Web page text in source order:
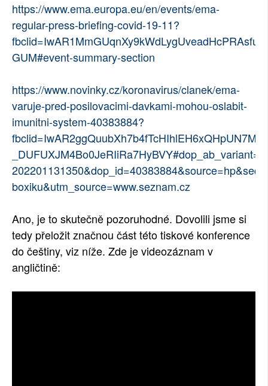
https://www.ema.europa.eu/en/events/ema-
regular-press-briefing-covid-19-11?
GUM#event-summary-section
https://www.novinky.cz/koronavirus/clanek/ema-
varuje-pred-posilovacimi-davkami-mohou-oslabit-
imunitni-system-40383884?
fbclid=IwAR2ggQuubXh7b4fTcHIhlEH6xQHpUN7MP-
boxiku&utm_source=www.seznam.cz
Ano, je to skutečně pozoruhodné. Dovolili jsme si
tedy přeložit značnou část této tiskové konference
do češtiny, viz níže. Zde je videozáznam v
angličtině: